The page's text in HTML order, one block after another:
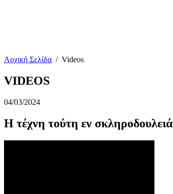
Αρχική Σελίδα / Videos
VIDEOS
04/03/2024
Η τέχνη τούτη εν σκληροδουλειά